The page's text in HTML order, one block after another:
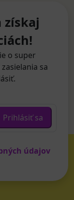
získaj
o super
sa
Prihlásiť sa
údajov